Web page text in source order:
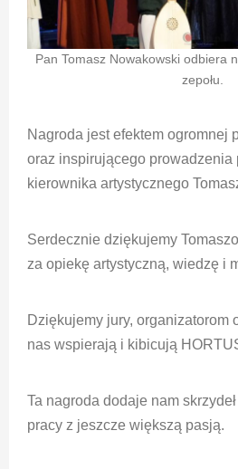
Pan Tomasz Nowakowski odbiera
zepołu.
Nagroda jest efektem ogromnej
oraz inspirującego prowadzenia
kierownika artystycznego
Serdecznie dziękujemy
za opiekę artystyczną, wiedzę i
Dziękujemy jury, organizatorom
nas wspierają i kibicują
Ta nagroda dodaje nam
pracy z jeszcze większą pasją.